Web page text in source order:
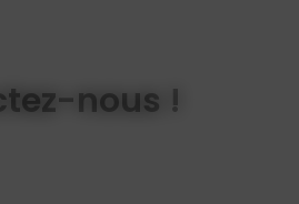
nous !